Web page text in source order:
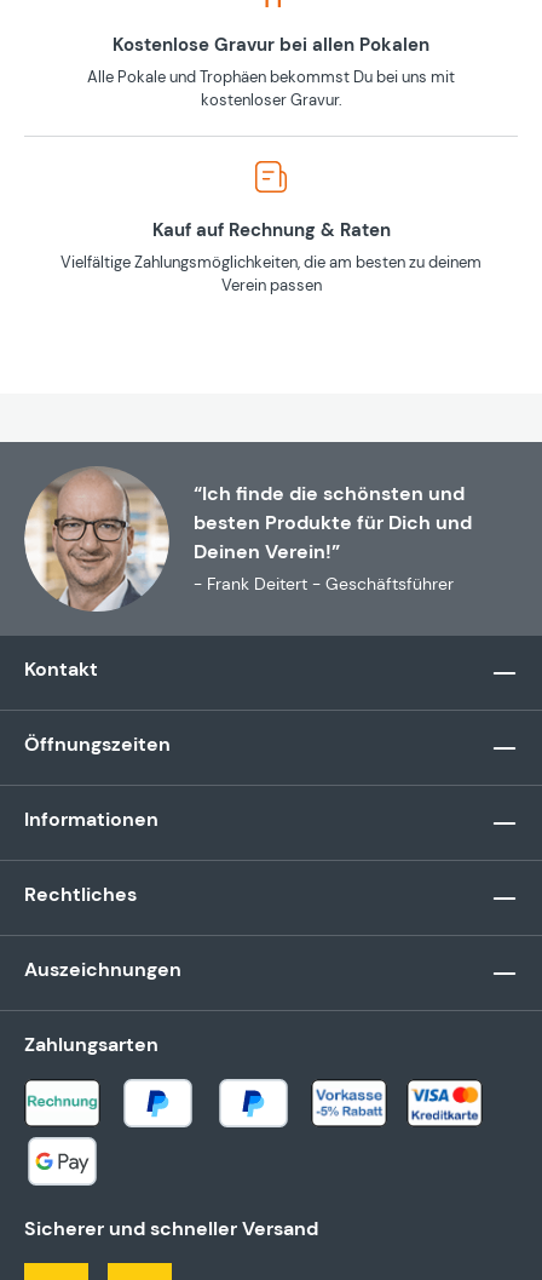
Kostenlose Gravur bei allen Pokalen
Alle Pokale und Trophäen bekommst Du bei uns mit
kostenloser Gravur.
Kauf auf Rechnung & Raten
Vielfältige Zahlungsmöglichkeiten, die am besten zu deinem
Verein passen
“Ich finde die schönsten und
besten Produkte für Dich und
Deinen Verein!”
- Frank Deitert - Geschäftsführer
Kontakt
Öffnungszeiten
Informationen
Rechtliches
Auszeichnungen
Zahlungsarten
Sicherer und schneller Versand